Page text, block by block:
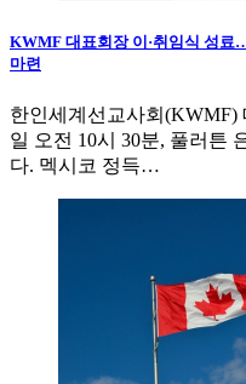
KWMF 대표회장 이·취임식 성료
마련
한인세계선교사회(KWMF)
일 오전 10시 30분, 풀러튼
다. 멕시코 정득…